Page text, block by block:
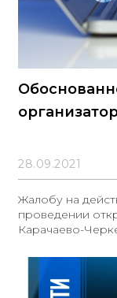
28.09.2021
Жалобу на
проведении
Карачаево-